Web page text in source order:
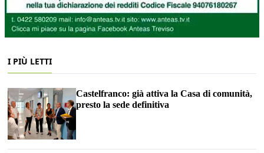
I PIÙ LETTI
Castelfranco: già attiva la Casa di comunità,
presto la sede definitiva